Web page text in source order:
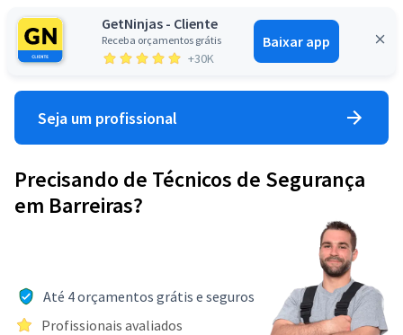
GetNinjas - Cliente
Receba orçamentos grátis
+30K
Baixar app
Entrar
Seja um profissional
Precisando de Técnicos de Segurança
em Barreiras?
Até 4 orçamentos grátis e seguros
Profissionais avaliados